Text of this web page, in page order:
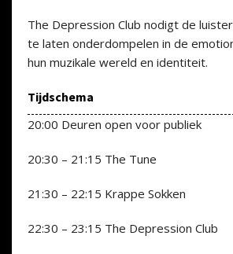
The Depression Club nodigt de
te laten onderdompelen in de
hun muzikale wereld en identiteit.
Tijdschema
20:00 Deuren open voor publiek
20:30 – 21:15 The Tune
21:30 – 22:15 Krappe Sokken
22:30 – 23:15 The Depression Club